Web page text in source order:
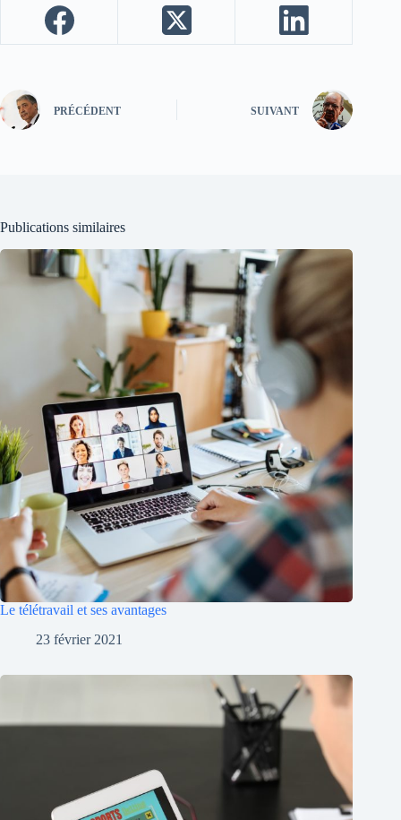
PRÉCÉDENT SUIVANT
Publications similaires
Le télétravail et ses avantages
23 février 2021